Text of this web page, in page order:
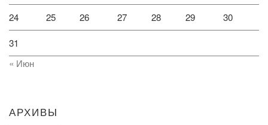
24 25 26 27 28 29 30
31
« Июн
АРХИВЫ